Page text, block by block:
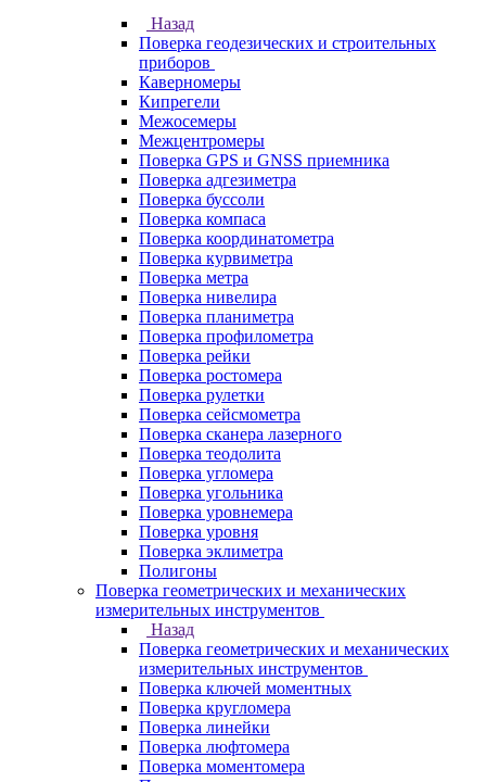
Назад
Поверка геодезических и строительных
приборов
Каверномеры
Кипрегели
Межосемеры
Межцентромеры
Поверка GPS и GNSS приемника
Поверка адгезиметра
Поверка буссоли
Поверка компаса
Поверка координатометра
Поверка курвиметра
Поверка метра
Поверка нивелира
Поверка планиметра
Поверка профилометра
Поверка рейки
Поверка ростомера
Поверка рулетки
Поверка сейсмометра
Поверка сканера лазерного
Поверка теодолита
Поверка угломера
Поверка угольника
Поверка уровнемера
Поверка уровня
Поверка эклиметра
Полигоны
Поверка геометрических и механических
измерительных инструментов
Назад
Поверка геометрических и механических
измерительных инструментов
Поверка ключей моментных
Поверка кругломера
Поверка линейки
Поверка люфтомера
Поверка моментомера